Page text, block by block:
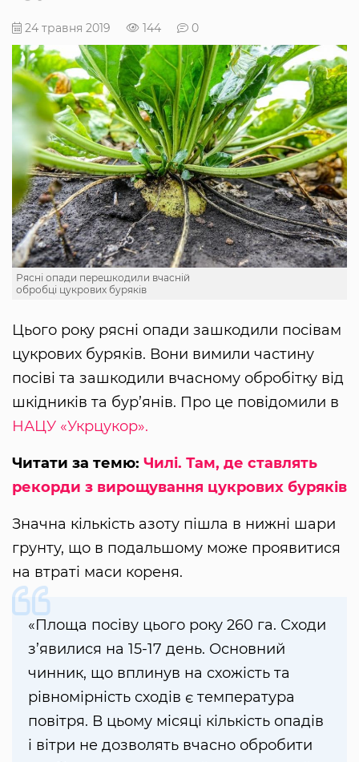
24 травня 2019 144 0
Рясні опади перешкодили вчасній
обробці цукрових буряків
Цього року рясні опади зашкодили посівам
цукрових буряків. Вони вимили частину
посіві та зашкодили вчасному обробітку від
шкідників та бур’янів. Про це повідомили в
НАЦУ «Укрцукор».
Читати за темю: Чилі. Там, де ставлять
рекорди з вирощування цукрових буряків
Значна кількість азоту пішла в нижні шари
грунту, що в подальшому може проявитися
на втраті маси кореня.
«Площа посіву цього року 260 га. Сходи
з’явилися на 15-17 день. Основний
чинник, що вплинув на схожість та
рівномірність сходів є температура
повітря. В цьому місяці кількість опадів
і вітри не дозволять вчасно обробити